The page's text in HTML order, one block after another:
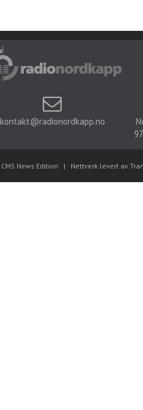
kontakt@radionordkapp.no
News Edition | Nettverk levert av